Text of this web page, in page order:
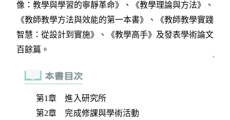
第1章 進入研究所
第2章 完成修課與學術活動